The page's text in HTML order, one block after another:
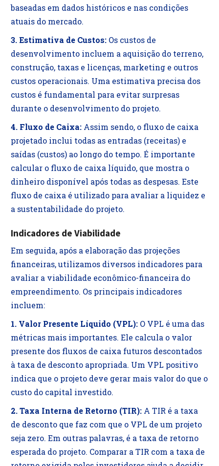
baseadas em dados históricos e nas condições
atuais do mercado.
3. Estimativa de Custos: Os custos de
desenvolvimento incluem a aquisição do terreno,
construção, taxas e licenças, marketing e outros
custos operacionais. Uma estimativa precisa dos
custos é fundamental para evitar surpresas
durante o desenvolvimento do projeto.
4. Fluxo de Caixa: Assim sendo, o fluxo de caixa
projetado inclui todas as entradas (receitas) e
saídas (custos) ao longo do tempo. É importante
calcular o fluxo de caixa líquido, que mostra o
dinheiro disponível após todas as despesas. Este
fluxo de caixa é utilizado para avaliar a liquidez e
a sustentabilidade do projeto.
Indicadores de Viabilidade
Em seguida, após a elaboração das projeções
financeiras, utilizamos diversos indicadores para
avaliar a viabilidade econômico-financeira do
empreendimento. Os principais indicadores
incluem:
1. Valor Presente Líquido (VPL): O VPL é uma das
métricas mais importantes. Ele calcula o valor
presente dos fluxos de caixa futuros descontados
à taxa de desconto apropriada. Um VPL positivo
indica que o projeto deve gerar mais valor do que o
custo do capital investido.
2. Taxa Interna de Retorno (TIR): A TIR é a taxa
de desconto que faz com que o VPL de um projeto
seja zero. Em outras palavras, é a taxa de retorno
esperada do projeto. Comparar a TIR com a taxa de